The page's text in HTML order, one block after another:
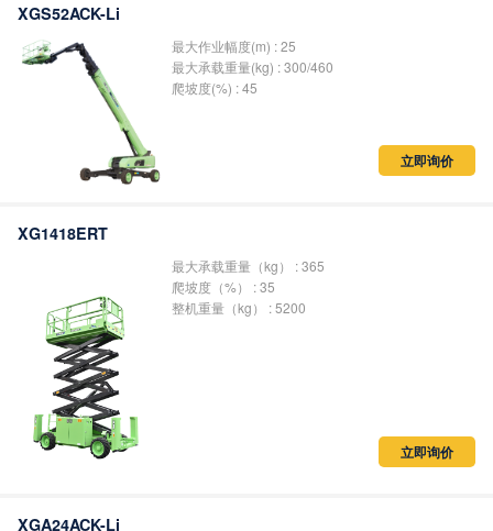
XGS52ACK-Li
最大作业幅度(m) : 25
最大承载重量(kg) : 300/460
爬坡度(%) : 45
立即询价
XG1418ERT
最大承载重量（kg） : 365
爬坡度（%） : 35
整机重量（kg） : 5200
立即询价
XGA24ACK-Li